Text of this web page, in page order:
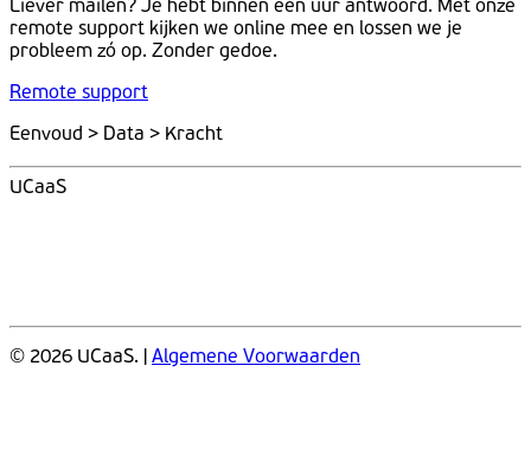
Liever mailen? Je hebt binnen een uur antwoord. Met onze
remote support kijken we online mee en lossen we je
probleem zó op. Zonder gedoe.
Remote support
Eenvoud > Data > Kracht
UCaaS
© 2026 UCaaS. | Algemene Voorwaarden